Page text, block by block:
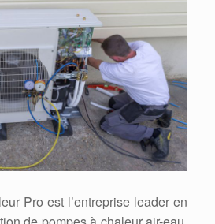
Pro est l’entreprise leader en